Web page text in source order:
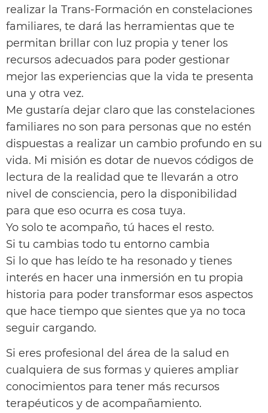
realizar la Trans-Formación en constelaciones
familiares, te dará las herramientas que te
permitan brillar con luz propia y tener los
recursos adecuados para poder gestionar
mejor las experiencias que la vida te presenta
una y otra vez.
Me gustaría dejar claro que las constelaciones
familiares no son para personas que no estén
dispuestas a realizar un cambio profundo en su
vida. Mi misión es dotar de nuevos códigos de
lectura de la realidad que te llevarán a otro
nivel de consciencia, pero la disponibilidad
para que eso ocurra es cosa tuya.
Yo solo te acompaño, tú haces el resto.
Si tu cambias todo tu entorno cambia
Si lo que has leído te ha resonado y tienes
interés en hacer una inmersión en tu propia
historia para poder transformar esos aspectos
que hace tiempo que sientes que ya no toca
seguir cargando.
Si eres profesional del área de la salud en
cualquiera de sus formas y quieres ampliar
conocimientos para tener más recursos
terapéuticos y de acompañamiento.